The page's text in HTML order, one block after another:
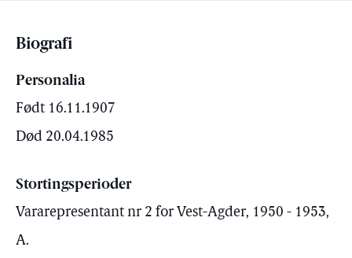
Biografi
Personalia
Født 16.11.1907
Død 20.04.1985
Stortingsperioder
Vararepresentant nr 2 for Vest-Agder, 1950 - 1953,
A.